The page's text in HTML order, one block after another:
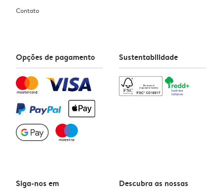
Contato
Opções de pagamento Sustentabilidade
Siga-nos em
Descubra as nossas